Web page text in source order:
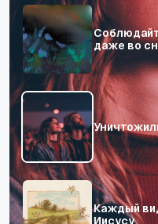
даже во
Каждый
Иисусу